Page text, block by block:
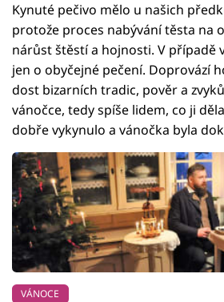
Kynuté pečivo mělo u našich
protože proces nabývání těsta na
nárůst štěstí a hojnosti. V případě
jen o obyčejné pečení. Doprovází
dost bizarních tradic, pověr a
vánočce, tedy spíše lidem, co ji
dobře vykynulo a vánočka byla
VÁNOCE